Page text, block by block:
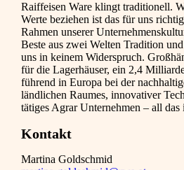
Raiffeisen Ware klingt traditionell.
Werte beziehen ist das für uns
Rahmen unserer
Beste aus zwei Welten Tradition
uns in keinem Widerspruch.
für die Lagerhäuser, ein 2,4
führend in Europa bei der
ländlichen Raumes, innovativer
tätiges Agrar Unternehmen – all das
Kontakt
Martina Goldschmid